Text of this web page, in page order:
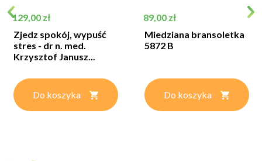
Cena
129,00 zł
Zjedz spokój, wypuść
stres - dr n. med.
Krzysztof Janusz...
Do koszyka
Cena
89,00 zł
Miedziana bransoletka
5872 B
Do koszyka